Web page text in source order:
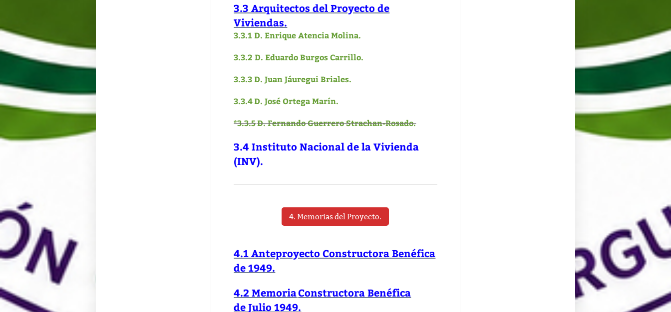
3.3 Arquitectos del Proyecto de
Viviendas.
3.3.1 D. Enrique Atencia Molina.
3.3.2 D. Eduardo Burgos Carrillo.
3.3.3 D. Juan Jáuregui Briales.
3.3.4D. José Ortega Marín.
*3.3.5D. Fernando Guerrero Strachan-Rosado.
3.4 Instituto Nacional de la Vivienda
(INV).
4. Memorias del Proyecto.
4.1 Anteproyecto Constructora Benéfica
de 1949.
4.2 MemoriaConstructora Benéfica
deJulio 1949.